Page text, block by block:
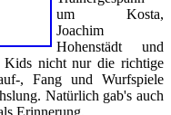
um Kosta,
Joachim
Hohenstädt und
Kids nicht nur die richtige
, Fang und Wurfspiele
Natürlich gab's auch
Erinnerung.